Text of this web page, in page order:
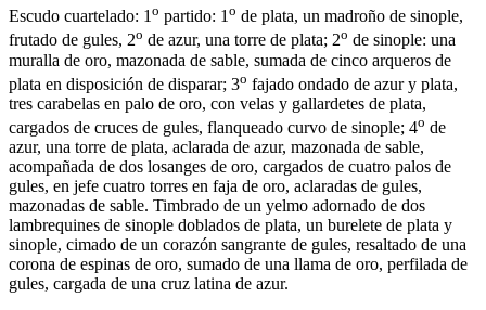
Escudo cuartelado: 1 o partido: 1 o de plata, un madroño de sinople,
frutado de gules, 2o de azur, una torre de plata; 2o de sinople: una
muralla de oro, mazonada de sable, sumada de cinco arqueros de
plata en disposición de disparar; 3o fajado ondado de azur y plata,
tres carabelas en palo de oro, con velas y gallardetes de plata,
cargados de cruces de gules, flanqueado curvo de sinople; 4o de
azur, una torre de plata, aclarada de azur, mazonada de sable,
acompañada de dos losanges de oro, cargados de cuatro palos de
gules, en jefe cuatro torres en faja de oro, aclaradas de gules,
mazonadas de sable. Timbrado de un yelmo adornado de dos
lambrequines de sinople doblados de plata, un burelete de plata y
sinople, cimado de un corazón sangrante de gules, resaltado de una
corona de espinas de oro, sumado de una llama de oro, perfilada de
gules, cargada de una cruz latina de azur.